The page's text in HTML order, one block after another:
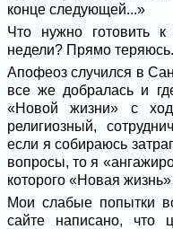
конце следующей...»
Что нужно готовить
недели? Прямо теряюсь.
Апофеоз случился в
все же добралась и
«Новой жизни» с
религиозный,
если я собираюсь
вопросы, то я
которого «Новая
Мои слабые попытки
сайте написано, что